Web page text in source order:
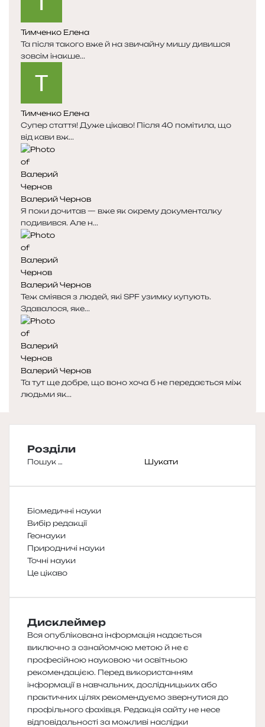
Тимченко Елена
Та після такого вже й на звичайну мишу дивишся
зовсім інакше...
Тимченко Елена
Супер стаття! Дуже цікаво! Після 40 помітила, що
від кави вж...
Валерий Чернов
Я поки дочитав — вже як окрему документалку
подивився. Але н...
Валерий Чернов
Теж сміявся з людей, які SPF узимку купують.
Здавалося, яке...
Валерий Чернов
Та тут ще добре, що воно хоча б не передається між
людьми як...
Розділи
Пошук:
Біомедичні науки
Вибір редакції
Геонауки
Природничі науки
Точні науки
Це цікаво
Дисклеймер
Вся опублікована інформація надається
виключно з ознайомчою метою й не є
професійною науковою чи освітньою
рекомендацією. Перед використанням
інформації в навчальних, дослідницьких або
практичних цілях рекомендуємо звернутися до
профільного фахівця. Редакція сайту не несе
відповідальності за можливі наслідки